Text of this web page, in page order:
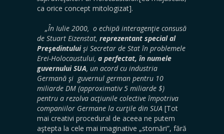
ca orice concept mitologizat].
„În Iulie 2000, o echipă interagenţie consusă
de Stuart Eizenstat, reprezentant special al
Preşedintuluişi Secretar de Stat în problemele
Erei-Holocaustului, a perfectat, în numele
guvernului SUA, un acord cu industria
Germană şi guvernul german pentru 10
miliarde DM (approximativ 5 miliarde $)
pentru a rezolva acţiunile colective împotriva
companiilor Germane la curţile din SUA [Tot
mai creativi procedural de aceea ne putem
aştepta la cele mai imaginative „stornări”, fără